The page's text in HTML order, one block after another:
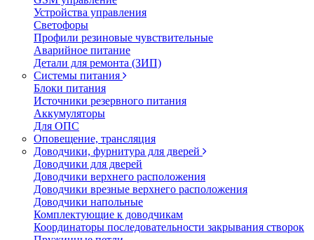
Устройства управления
Светофоры
Профили резиновые чувствительные
Аварийное питание
Детали для ремонта (ЗИП)
Системы питания
Блоки питания
Источники резервного питания
Аккумуляторы
Для ОПС
Оповещение, трансляция
Доводчики, фурнитура для дверей
Доводчики для дверей
Доводчики верхнего расположения
Доводчики врезные верхнего расположения
Доводчики напольные
Комплектующие к доводчикам
Координаторы последовательности закрывания створок